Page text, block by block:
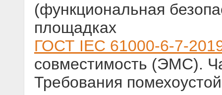
(функциональная
площадках
ГОСТ IEC 61000-6-7-
совместимость (ЭМС).
Требования